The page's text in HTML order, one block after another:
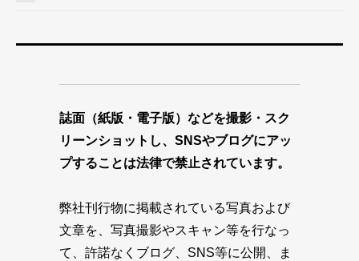
誌面（紙版・電子版）などを撮影・スク
リーンショットし、SNSやブログにアッ
プすることは法律で禁止されています。
弊社刊行物に掲載されている写真および
文章を、写真撮影やスキャン等を行なっ
て、許諾なくブログ、SNS等に公開、ま